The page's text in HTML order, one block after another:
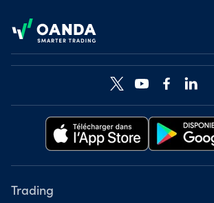
Trading